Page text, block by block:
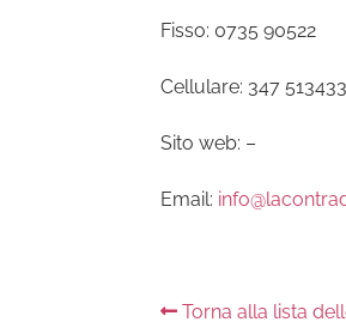
Fisso: 0735 90522
Cellulare: 347
Sito web: –
Email:
Torna alla lista